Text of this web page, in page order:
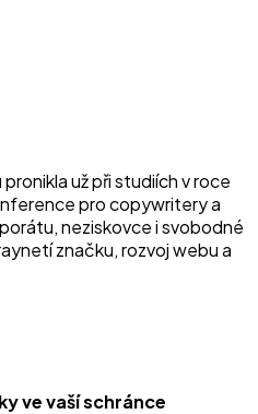
už při studiích v roce
pro copywritery a
neziskovce i svobodné
značku, rozvoj webu a
ve vaší schránce